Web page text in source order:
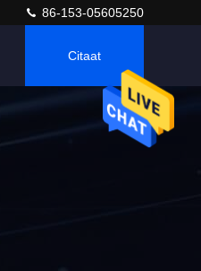
86-153-05605250
Citaat